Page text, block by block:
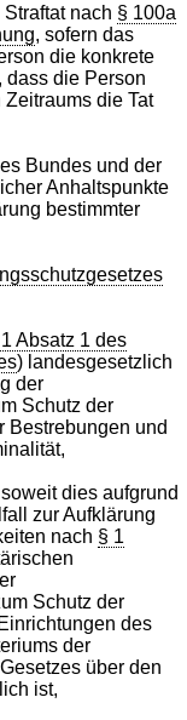
nach § 100a
, sofern das
die konkrete
dass die Person
die Tat
Bundes und der
Anhaltspunkte
bestimmter
Absatz 1 des
) landesgesetzlich
der
Schutz der
Bestrebungen und
dies aufgrund
zur Aufklärung
nach § 1
Schutz der
des
der
über den
ist,